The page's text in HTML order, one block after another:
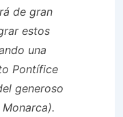
de gran
estos
una
Pontífice
generoso